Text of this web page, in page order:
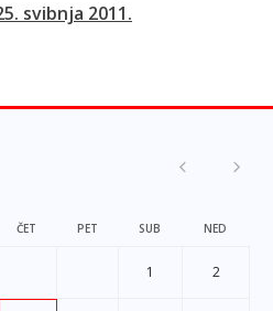
svibnja 2011.
ČET PET SUB NED
1 2